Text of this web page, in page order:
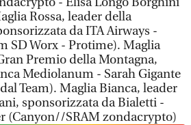
Rossa, leader della
da ITA Airways -
SD Worx - Protime). Maglia
Premio della Montagna,
Mediolanum - Sarah Gigante
Team). Maglia Bianca, leader
sponsorizzata da Bialetti -
(Canyon//SRAM zondacrypto)